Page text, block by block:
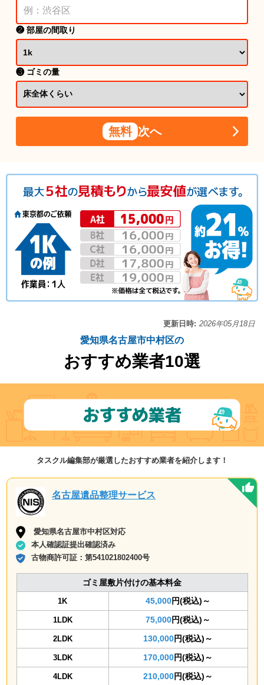
❷ 部屋の間取り
❸ ゴミの量
無料 次へ
更新日時: 2026年05月18日
愛知県名古屋市中村区の
おすすめ業者10選
タスクル編集部が厳選したおすすめ業者を紹介します！
名古屋遺品整理サービス
愛知県名古屋市中村区対応
本人確認証提出確認済み
古物商許可証：第541021802400号
ゴミ屋敷片付けの基本料金
1K 45,000円(税込)～
1LDK 75,000円(税込)～
2LDK 130,000円(税込)～
3LDK 170,000円(税込)～
4LDK 210,000円(税込)～